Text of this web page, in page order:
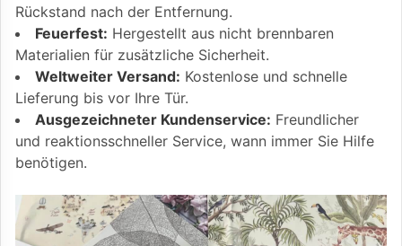
Rückstand nach der Entfernung.
Feuerfest: Hergestellt aus nicht brennbaren
Materialien für zusätzliche Sicherheit.
Weltweiter Versand: Kostenlose und schnelle
Lieferung bis vor Ihre Tür.
Ausgezeichneter Kundenservice: Freundlicher
und reaktionsschneller Service, wann immer Sie Hilfe
benötigen.